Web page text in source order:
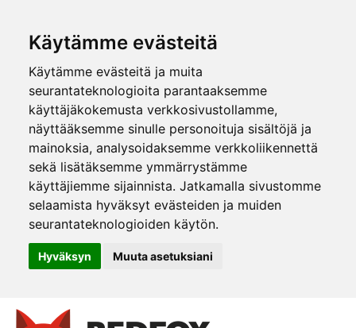
Käytämme evästeitä
Käytämme evästeitä ja muita
seurantateknologioita parantaaksemme
käyttäjäkokemusta verkkosivustollamme,
näyttääksemme sinulle personoituja sisältöjä ja
mainoksia, analysoidaksemme verkkoliikennettä
sekä lisätäksemme ymmärrystämme
käyttäjiemme sijainnista. Jatkamalla sivustomme
selaamista hyväksyt evästeiden ja muiden
seurantateknologioiden käytön.
Hyväksyn Muuta asetuksiani